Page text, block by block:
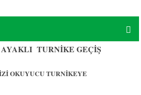
AYAKLI TURNİKE GEÇİŞ
OKUYUCU TURNİKEYE